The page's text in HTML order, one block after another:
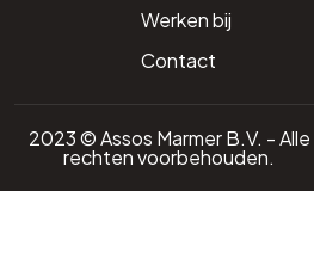
Werken bij
Contact
2023 © Assos Marmer B.V. - Alle
rechten voorbehouden.